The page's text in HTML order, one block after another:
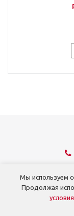
©
г.
Мы используем
Продолжая